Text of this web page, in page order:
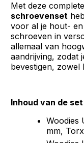
Met deze
schroevenset
voor al je hout-
schroeven in
allemaal van
aandrijving, zodat
bevestigen, zowel
Inhoud van de set
Woodies
mm,